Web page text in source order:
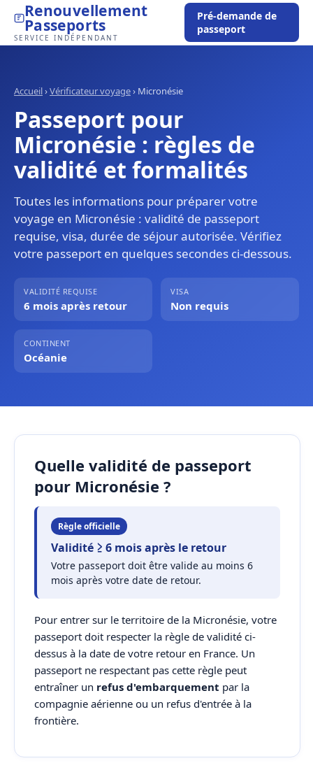
Renouvellement
Passeports
SERVICE INDÉPENDANT
Pré-demande de
passeport
Accueil›Vérificateur voyage› Micronésie
Passeport pour
Micronésie : règles de
validité et formalités
Toutes les informations pour préparer votre
voyage en Micronésie : validité de passeport
requise, visa, durée de séjour autorisée. Vérifiez
votre passeport en quelques secondes ci-dessous.
VALIDITÉ REQUISE
6 mois après retour
VISA
Non requis
CONTINENT
Océanie
Quelle validité de passeport
pour Micronésie ?
Règle officielle
Validité ≥ 6 mois après le retour
Votre passeport doit être valide au moins 6
mois après votre date de retour.
Pour entrer sur le territoire de la Micronésie, votre
passeport doit respecter la règle de validité ci-
dessus à la date de votre retour en France. Un
passeport ne respectant pas cette règle peut
entraîner un refus d'embarquement par la
compagnie aérienne ou un refus d'entrée à la
frontière.